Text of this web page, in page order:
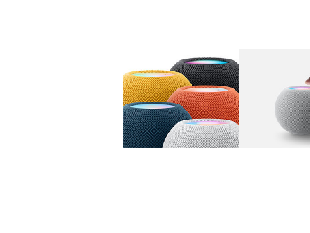
图库 图像 1